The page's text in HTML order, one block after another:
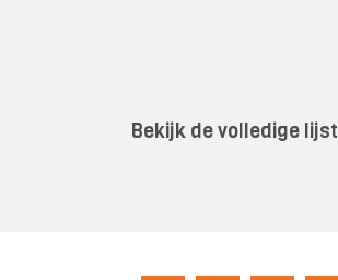
Bekijk de volledige lijst